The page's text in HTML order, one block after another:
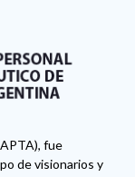
fue
de visionarios y